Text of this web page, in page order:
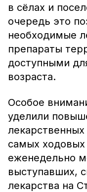
в сёлах и
очередь это
необходимые
препараты
доступными
возраста.
Особое
уделили
самых ходовых
еженедельно
выступавших,
лекарства на